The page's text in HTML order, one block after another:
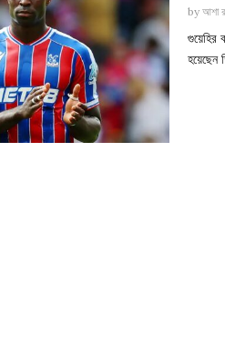
byআশা
গুয়েহির
হয়েছেন